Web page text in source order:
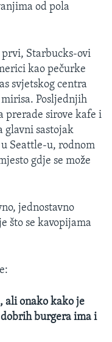
od pola
Starbucks-ovi
kao pečurke
svjetskog centra
Posljednjih
prerade sirove kafe i
glavni sastojak
Seattle-u, rodnom
gdje se može
jednostavno
što se kavopijama
ali onako kako je
burgera ima i